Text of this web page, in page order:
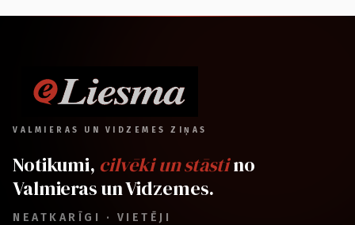
VALMIERAS UN VIDZEMES ZIŅAS
Notikumi, cilvēki un stāstino
Valmieras un Vidzemes.
NEATKARĪGI · VIETĒJI